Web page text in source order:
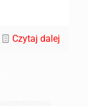
Czytaj dalej